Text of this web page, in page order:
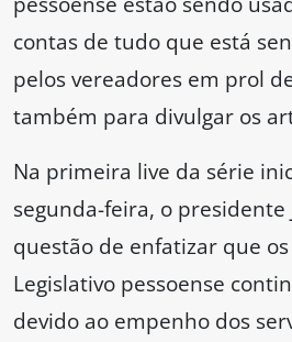
contas de tudo que está
pelos vereadores em prol
também para divulgar os
Na primeira live da série
segunda-feira, o presidente
questão de enfatizar que
Legislativo pessoense
devido ao empenho dos